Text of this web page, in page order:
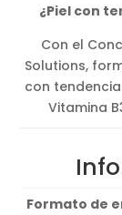
¿Piel con
Con el
Solutions,
con
Vitamina
Formato de